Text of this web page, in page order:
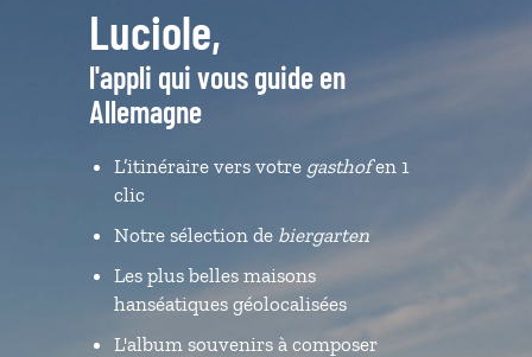
Luciole,
l'appli qui vous guide en
Allemagne
L’itinéraire vers votre gasthofen 1
clic
Notre sélection de biergarten
Les plus belles maisons
hanséatiques géolocalisées
L'album souvenirs à composer